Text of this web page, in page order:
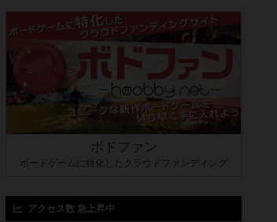
ボドファン
ボードゲームに特化したクラウドファンディング
アクセス数 急上昇中